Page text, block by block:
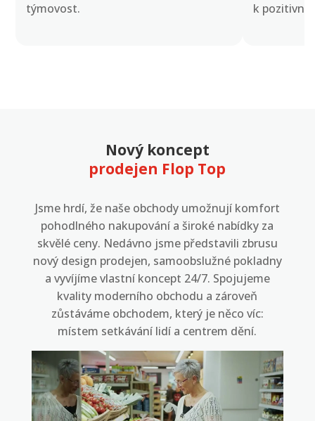
týmovost.
k pozitivní
Nový koncept
prodejen Flop Top
Jsme hrdí, že naše obchody umožnují komfort
pohodlného nakupování a široké nabídky za
skvělé ceny. Nedávno jsme představili zbrusu
nový design prodejen, samoobslužné pokladny
a vyvíjíme vlastní koncept 24/7. Spojujeme
kvality moderního obchodu a zároveň
zůstáváme obchodem, který je něco víc:
místem setkávání lidí a centrem dění.